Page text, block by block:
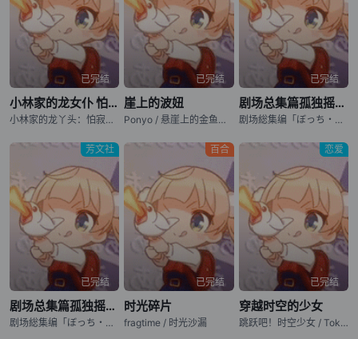
已完结
小林家的龙女仆 怕寂寞的龙
小林家的龙丫头：怕寂寞的龙 / Kobayashi-san Chi no Maid Dragon: Samishigariya no Ryuu
已完结
崖上的波妞
Ponyo / 悬崖上的金鱼姬 / 悬崖上的金鱼公主 / 崖上の波儿
已完结
剧场总集篇孤独摇滚！ Re:Re:
剧场総集编「ぼっち・ざ・ろっく！」 后编 / BOCCHI THE ROCK! Recap Part 2
芳文社
已完结
剧场总集篇孤独摇滚！ Re:
剧场総集编「ぼっち・ざ・ろっく！」 前编 / BOCCHI THE ROCK! Recap Part 1
百合
已完结
时光碎片
fragtime / 时光沙漏
恋爱
已完结
穿越时空的少女
跳跃吧！时空少女 / Toki o Kakeru Shōjo / The Girl Who Leapt Through Time